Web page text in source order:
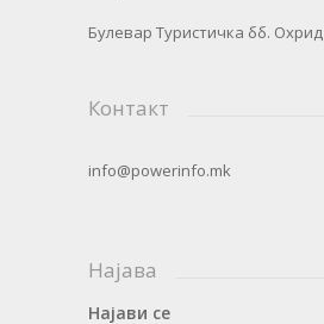
Булевар Туристичка бб. Охрид
Контакт
info@powerinfo.mk
Најава
Најави се